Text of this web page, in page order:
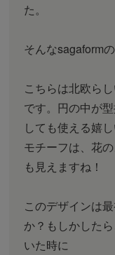
た。
そんなsagaform
こちらは北欧ら
です。円の中が
しても使える嬉
モチーフは、花
も見えますね！
このデザインは
か？もしかした
いた時に